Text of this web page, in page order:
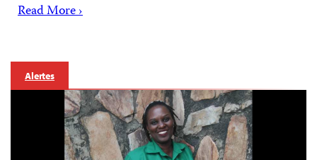
Read More ›
Alertes